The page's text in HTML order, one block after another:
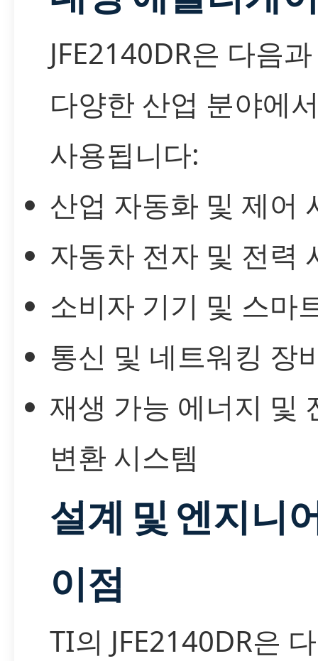
JFE2140DR은 다음
다양한 산업 분야에
사용됩니다:
산업 자동화 및 제어
자동차 전자 및 전력
소비자 기기 및 스마
통신 및 네트워킹 장
재생 가능 에너지 및
변환 시스템
설계 및 엔지니
이점
TI의 JFE2140DR은